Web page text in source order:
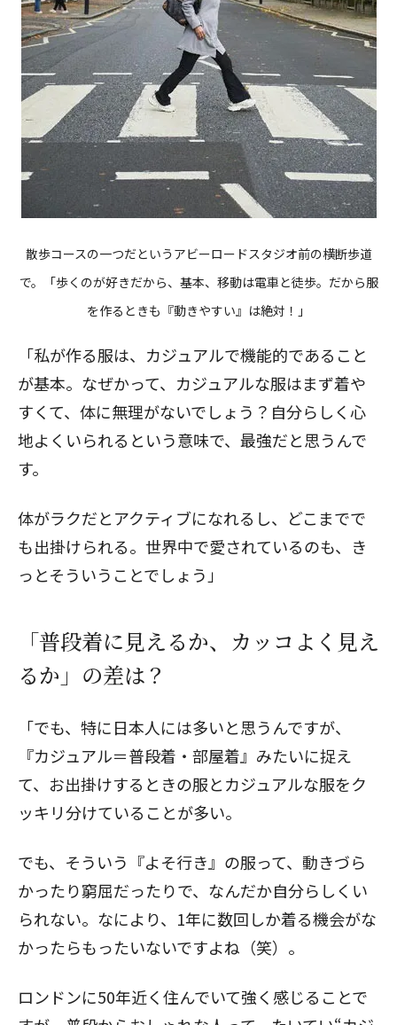
散歩コースの一つだというアビーロードスタジオ前の横断歩道
で。「歩くのが好きだから、基本、移動は電車と徒歩。だから服
を作るときも『動きやすい』は絶対！」
「私が作る服は、カジュアルで機能的であること
が基本。なぜかって、カジュアルな服はまず着や
すくて、体に無理がないでしょう？自分らしく心
地よくいられるという意味で、最強だと思うんで
す。
体がラクだとアクティブになれるし、どこまでで
も出掛けられる。世界中で愛されているのも、き
っとそういうことでしょう」
「普段着に見えるか、カッコよく見え
るか」の差は？
「でも、特に日本人には多いと思うんですが、
『カジュアル＝普段着・部屋着』みたいに捉え
て、お出掛けするときの服とカジュアルな服をク
ッキリ分けていることが多い。
でも、そういう『よそ行き』の服って、動きづら
かったり窮屈だったりで、なんだか自分らしくい
られない。なにより、1年に数回しか着る機会がな
かったらもったいないですよね（笑）。
ロンドンに50年近く住んでいて強く感じることで